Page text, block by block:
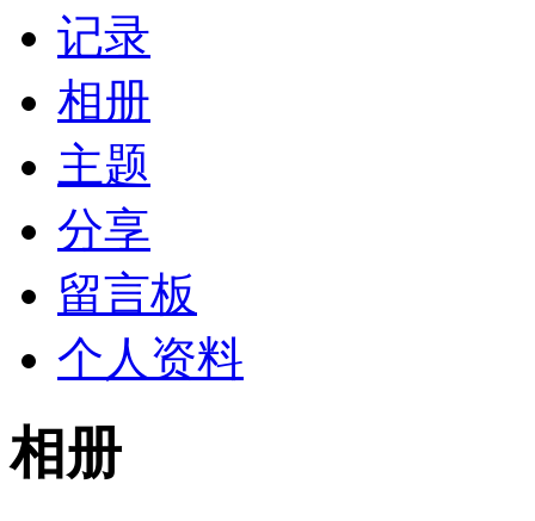
记录
相册
主题
分享
留言板
个人资料
相册